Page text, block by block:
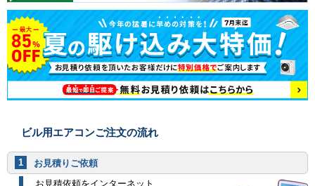
ビル用エアコンご注文の流れ
1
お見積りご依頼
お見積依頼をインターネット